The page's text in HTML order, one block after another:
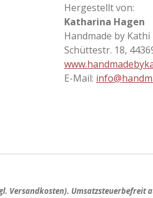
Hergestellt von:
Katharina Hagen
Handmade by Kathi
Schüttestr. 18,
E-Mail:
Versandkosten). Umsatzsteuerbefreit